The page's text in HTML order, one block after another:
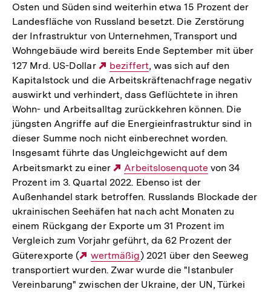
Osten und Süden sind weiterhin etwa 15 Prozent der
Landesfläche von Russland besetzt. Die Zerstörung
der Infrastruktur von Unternehmen, Transport und
Wohngebäude wird bereits Ende September mit über
127 Mrd. US-Dollar
Externer
Link:
beziffert, was sich auf den
Kapitalstock und die Arbeitskräftenachfrage negativ
auswirkt und verhindert, dass Geflüchtete in ihren
Wohn- und Arbeitsalltag zurückkehren können. Die
jüngsten Angriffe auf die Energieinfrastruktur sind in
dieser Summe noch nicht einberechnet worden.
Insgesamt führte das Ungleichgewicht auf dem
Arbeitsmarkt zu einer
Externer
Link:
Arbeitslosenquote von 34
Prozent im 3. Quartal 2022. Ebenso ist der
Außenhandel stark betroffen. Russlands Blockade der
ukrainischen Seehäfen hat nach acht Monaten zu
einem Rückgang der Exporte um 31 Prozent im
Vergleich zum Vorjahr geführt, da 62 Prozent der
Güterexporte (
Externer
Link:
wertmäßig) 2021 über den Seeweg
transportiert wurden. Zwar wurde die "Istanbuler
Vereinbarung" zwischen der Ukraine, der UN, Türkei